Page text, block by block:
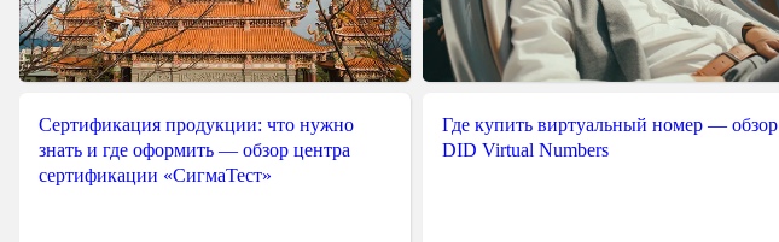
Сертификация продукции: что нужно
знать и где оформить — обзор центра
сертификации «СигмаТест»
Где купить виртуальный номер — обзор
DID Virtual Numbers